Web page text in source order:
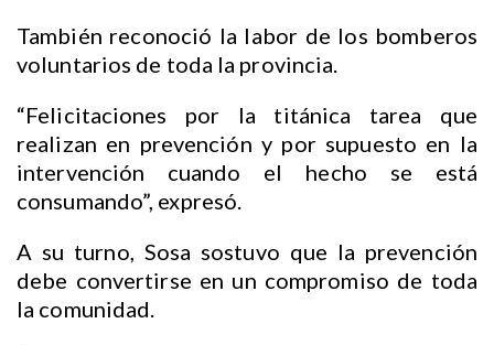
También reconoció la labor de los bomberos
voluntarios de toda la provincia.
“Felicitaciones por la titánica tarea que
realizan en prevención y por supuesto en la
intervención cuando el hecho se está
consumando”, expresó.
A su turno, Sosa sostuvo que la prevención
debe convertirse en un compromiso de toda
la comunidad.